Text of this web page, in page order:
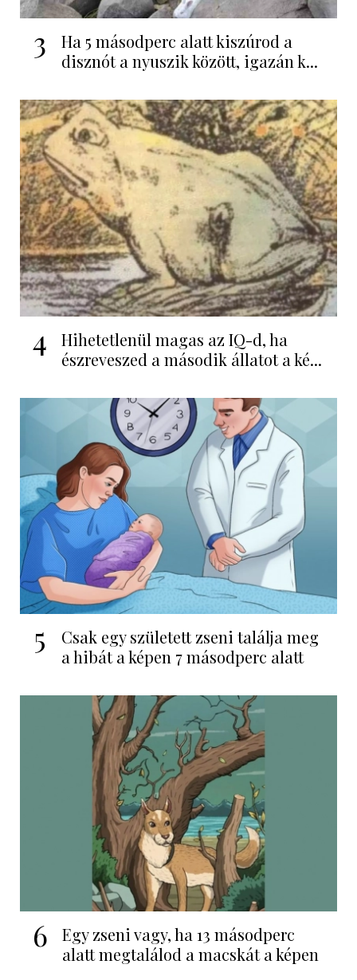
3
Ha 5 másodperc alatt kiszúrod a
disznót a nyuszik között, igazán k...
4
Hihetetlenül magas az IQ-d, ha
észreveszed a második állatot a ké...
5
Csak egy született zseni találja meg
a hibát a képen 7 másodperc alatt
6
Egy zseni vagy, ha 13 másodperc
alatt megtalálod a macskát a képen